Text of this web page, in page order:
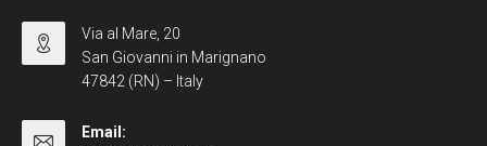
Via al Mare, 20
San Giovanni in Marignano
47842 (RN) – Italy
Email: